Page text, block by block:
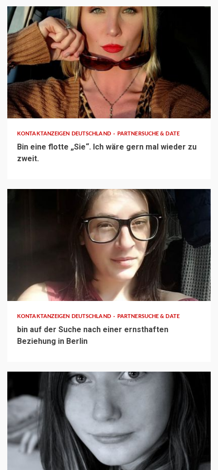
1 min read
KONTAKTANZEIGEN DEUTSCHLAND PARTNERSUCHE & DATE
Bin eine flotte „Sie“. Ich wäre gern mal wieder zu
zweit.
1 min read
KONTAKTANZEIGEN DEUTSCHLAND PARTNERSUCHE & DATE
bin auf der Suche nach einer ernsthaften
Beziehung in Berlin